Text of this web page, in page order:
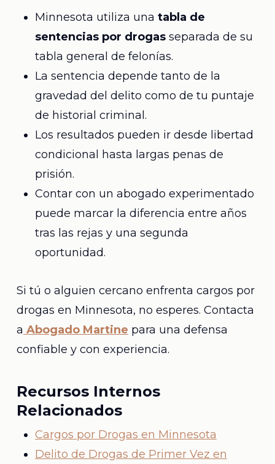
Minnesota utiliza una tabla de
sentencias por drogasseparada de su
tabla general de felonías.
La sentencia depende tanto de la
gravedad del delito como de tu puntaje
de historial criminal.
Los resultados pueden ir desde libertad
condicional hasta largas penas de
prisión.
Contar con un abogado experimentado
puede marcar la diferencia entre años
tras las rejas y una segunda
oportunidad.
Si tú o alguien cercano enfrenta cargos por
drogas en Minnesota, no esperes. Contacta
a Abogado Martine para una defensa
confiable y con experiencia.
Recursos Internos
Relacionados
Cargos por Drogas en Minnesota
Delito de Drogas de Primer Vez en